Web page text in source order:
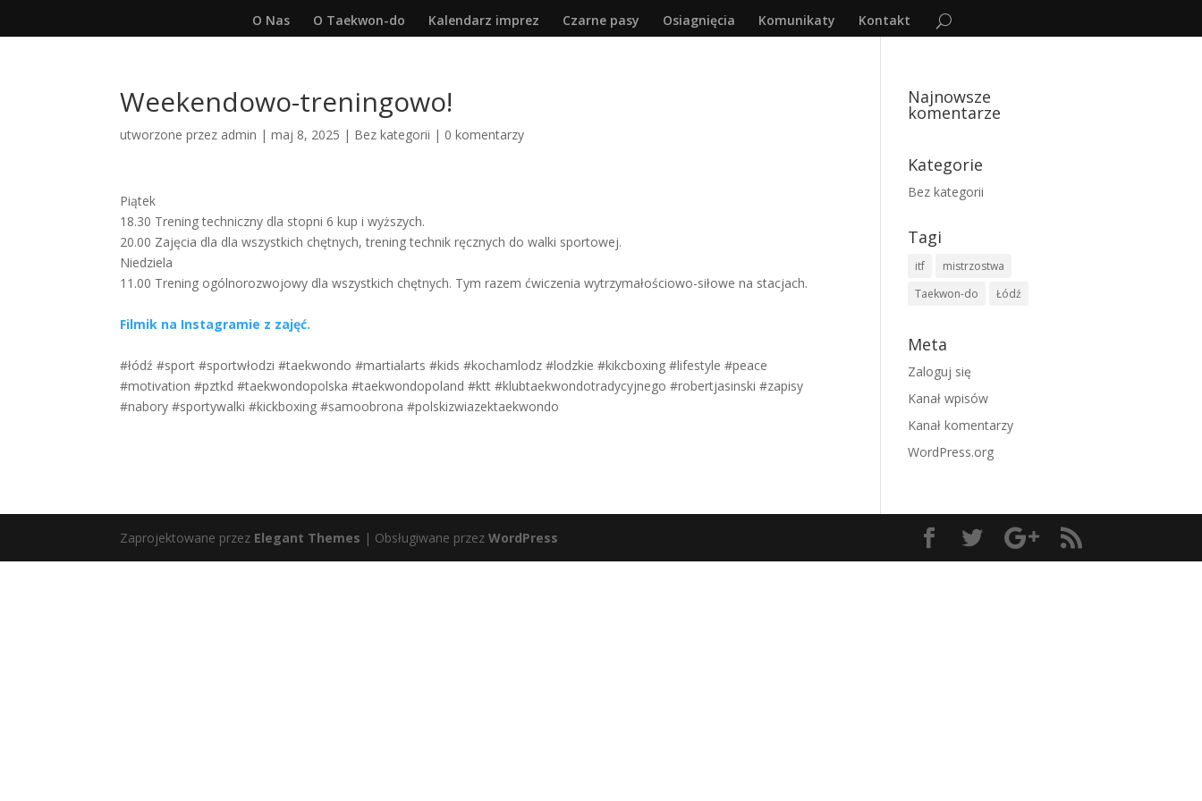
O Nas O Taekwon-do Kalendarz imprez Czarne pasy Osiagnięcia Komunikaty Kontakt
Weekendowo-treningowo!
utworzone przez admin |maj 8, 2025 | Bez kategorii | 0 komentarzy
Piątek
18.30 Trening techniczny dla stopni 6 kup i wyższych.
20.00 Zajęcia dla dla wszystkich chętnych, trening technik ręcznych do walki sportowej.
Niedziela
11.00 Trening ogólnorozwojowy dla wszystkich chętnych. Tym razem ćwiczenia wytrzymałościowo-siłowe na stacjach.
Filmik na Instagramie z zajęć.
#łódź #sport #sportwłodzi #taekwondo #martialarts #kids #kochamlodz #lodzkie #kikcboxing #lifestyle #peace
#motivation #pztkd #taekwondopolska #taekwondopoland #ktt #klubtaekwondotradycyjnego #robertjasinski #zapisy
#nabory #sportywalki #kickboxing #samoobrona #polskizwiazektaekwondo
Najnowsze
komentarze
Kategorie
Bez kategorii
Tagi
itf
mistrzostwa
Taekwon-do
Łódź
Meta
Zaloguj się
Kanał wpisów
Kanał komentarzy
WordPress.org
Zaprojektowane przez Elegant Themes | Obsługiwane przezWordPress